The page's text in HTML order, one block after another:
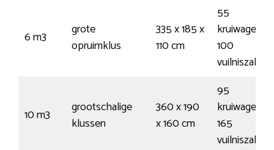
6 m3
grote
opruimklus
335 x 185 x
110 cm
55
kruiwagens /
100
10 m3
grootschalige
klussen
360 x 190
x 160 cm
95
kruiwagens /
165